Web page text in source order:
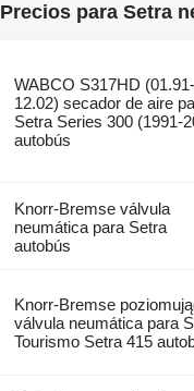
Precios para Setra
WABCO S317HD (01.91-
12.02) secador de aire
Setra Series 300 (1991-
autobús
Knorr-Bremse válvula
neumática para Setra
autobús
Knorr-Bremse
válvula neumática para
Tourismo Setra 415